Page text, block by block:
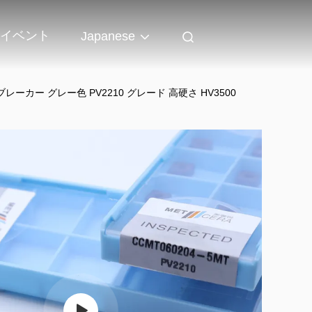
イベント Japanese
ーカー グレー色 PV2210 グレード 高硬さ HV3500